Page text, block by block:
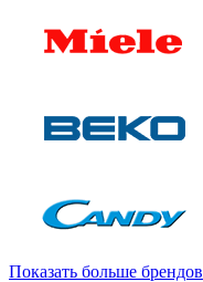
Показать больше брендов